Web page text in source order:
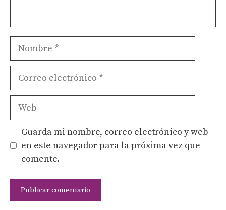
Nombre
Correo
Web
Guarda mi nombre, correo electrónico y web
en este navegador para la próxima vez que
comente.